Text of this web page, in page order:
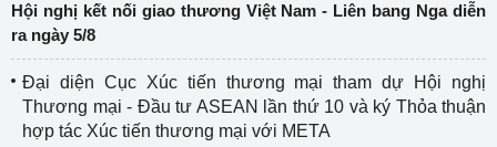
Hội nghị kết nối giao thương Việt Nam - Liên bang Nga diễn
ra ngày 5/8
Đại diện Cục Xúc tiến thương mại tham dự Hội nghị
Thương mại - Đầu tư ASEAN lần thứ 10 và ký Thỏa thuận
hợp tác Xúc tiến thương mại với META